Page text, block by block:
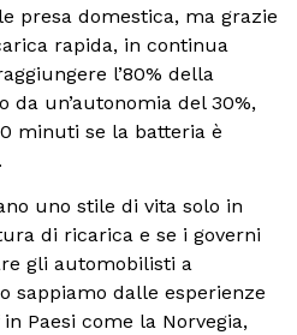
presa domestica, ma grazie
rapida, in continua
l’80% della
da un’autonomia del 30%,
minuti se la batteria è
uno stile di vita solo in
di ricarica e se i governi
gli automobilisti a
sappiamo dalle esperienze
Paesi come la Norvegia,